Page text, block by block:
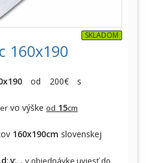
160x190
SKLADOM
od 200€ s
vo výške od 15cm
ov 160x190cm slovenskej
d:.v:. , v objednávke uviesť do